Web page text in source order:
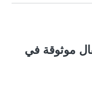
موثوقة في